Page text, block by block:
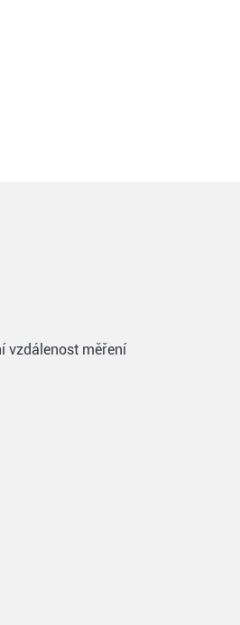
vzdálenost měření